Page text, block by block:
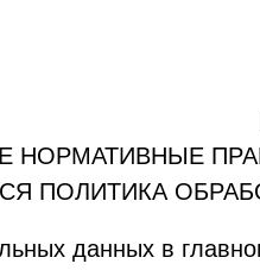
НОРМАТИВНЫЕ
ПОЛИТИКА
данных в